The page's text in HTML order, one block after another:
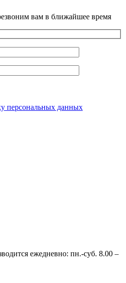
вам в ближайшее время
персональных данных
ежедневно: пн.-суб. 8.00 –